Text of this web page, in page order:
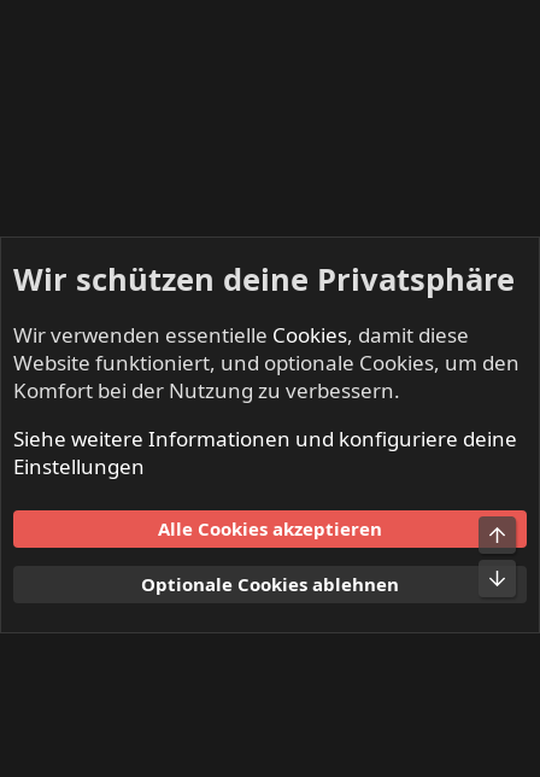
Mitglieder
Nutzungsbedingungen
Datenschutz
S
Wir schützen deine Privatsphäre
Wir verwenden essentielle Cookies, damit diese
Website funktioniert, und optionale Cookies, um den
Komfort bei der Nutzung zu verbessern.
Siehe weitere Informationen und konfiguriere deine
Einstellungen
Alle Cookies akzeptieren
Optionale Cookies ablehnen